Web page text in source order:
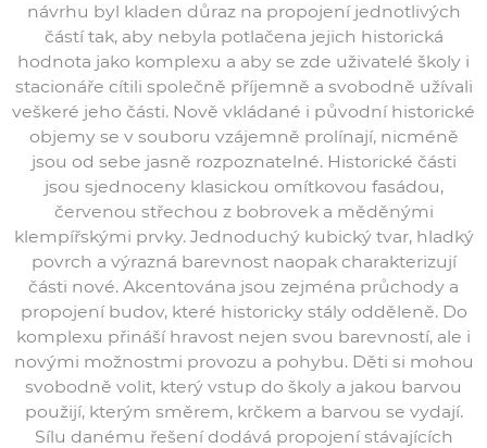
návrhu byl kladen důraz na propojení jednotlivých
částí tak, aby nebyla potlačena jejich historická
hodnota jako komplexu a aby se zde uživatelé školy i
stacionáře cítili společně příjemně a svobodně užívali
veškeré jeho části. Nově vkládané i původní historické
objemy se v souboru vzájemně prolínají, nicméně
jsou od sebe jasně rozpoznatelné. Historické části
jsou sjednoceny klasickou omítkovou fasádou,
červenou střechou z bobrovek a měděnými
klempířskými prvky. Jednoduchý kubický tvar, hladký
povrch a výrazná barevnost naopak charakterizují
části nové. Akcentována jsou zejména průchody a
propojení budov, které historicky stály odděleně. Do
komplexu přináší hravost nejen svou barevností, ale i
novými možnostmi provozu a pohybu. Děti si mohou
svobodně volit, který vstup do školy a jakou barvou
použijí, kterým směrem, krčkem a barvou se vydají.
Sílu danému řešení dodává propojení stávajících